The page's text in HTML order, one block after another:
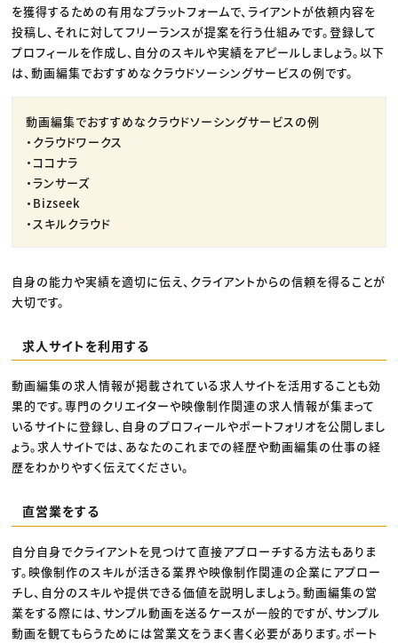
を獲得するための有用なプラットフォームで、ライアントが依頼内容を
投稿し、それに対してフリーランスが提案を行う仕組みです。登録して
プロフィールを作成し、自分のスキルや実績をアピールしましょう。以下
は、動画編集でおすすめなクラウドソーシングサービスの例です。
動画編集でおすすめなクラウドソーシングサービスの例
・クラウドワークス
・ココナラ
・ランサーズ
・Bizseek
・スキルクラウド
自身の能力や実績を適切に伝え、クライアントからの信頼を得ることが
大切です。
求人サイトを利用する
動画編集の求人情報が掲載されている求人サイトを活用することも効
果的です。専門のクリエイターや映像制作関連の求人情報が集まって
いるサイトに登録し、自身のプロフィールやポートフォリオを公開しまし
ょう。求人サイトでは、あなたのこれまでの経歴や動画編集の仕事の経
歴をわかりやすく伝えてください。
直営業をする
自分自身でクライアントを見つけて直接アプローチする方法もありま
す。映像制作のスキルが活きる業界や映像制作関連の企業にアプロー
チし、自分のスキルや提供できる価値を説明しましょう。動画編集の営
業をする際には、サンプル動画を送るケースが一般的ですが、サンプル
動画を観てもらうためには営業文をうまく書く必要があります。ポート